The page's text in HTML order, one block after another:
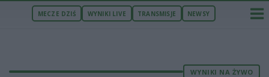
MECZE DZIŚ WYNIKI LIVE TRANSMISJE NEWSY
WYNIKI NA ŻYWO